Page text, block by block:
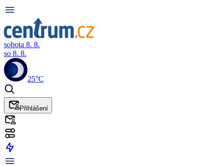
sobota 8. 8.
so 8. 8.
25°C
Přihlášení